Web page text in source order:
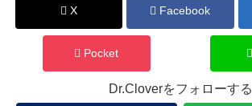
X Facebook
Pocket
Dr.Cloverをフォローする